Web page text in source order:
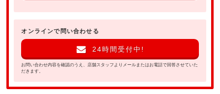
オンラインで問い合わせる
24時間受付中!
お問い合わせ内容を確認のうえ、店舗スタッフよりメールまたはお電話で回答させていた
だきます。